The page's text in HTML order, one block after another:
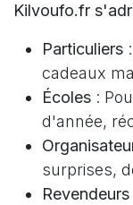
Kilvoufo.fr
Particuliers
cadeaux
Écoles :
d'année,
surprises,
Revendeurs